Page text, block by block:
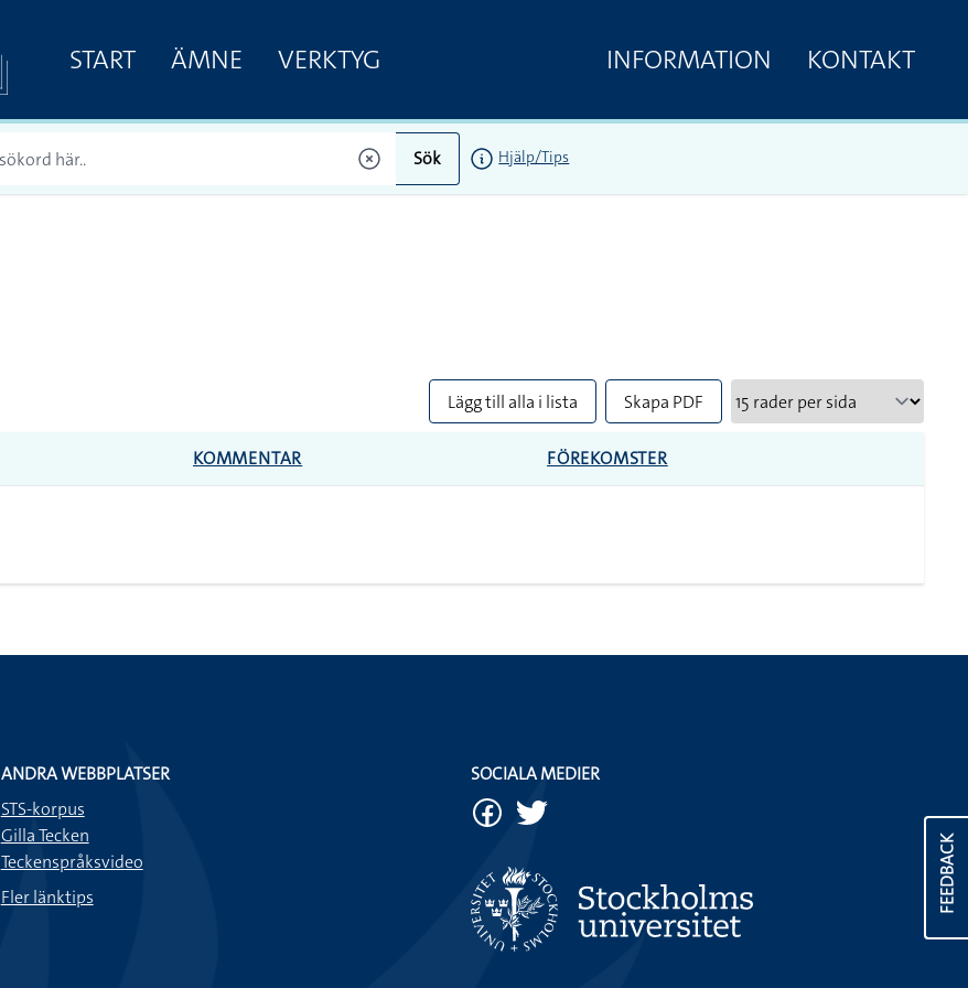
START ÄMNE VERKTYG INFORMATION KONTAKT
Sök Hjälp/Tips
Lägg till alla i lista Skapa PDF
KOMMENTAR FÖREKOMSTER
FEEDBACK
ANDRA WEBBPLATSER
STS-korpus
Gilla Tecken
Teckenspråksvideo
Fler länktips
SOCIALA MEDIER